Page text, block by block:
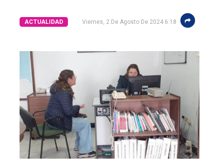
ACTUALIDAD Viernes, 2 De Agosto De 2024 6:18